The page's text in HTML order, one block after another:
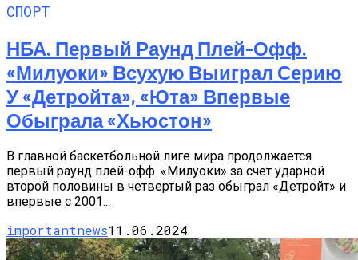
СПОРТ
НБА. Первый Раунд Плей-Офф.
«Милуоки» Всухую Выиграл Серию
У «Детройта», «Юта» Впервые
Обыграла «Хьюстон»
В главной баскетбольной лиге мира продолжается
первый раунд плей-офф. «Милуоки» за счет ударной
второй половины в четвертый раз обыграл «Детройт» и
впервые с 2001...
importantnews11.06.2024